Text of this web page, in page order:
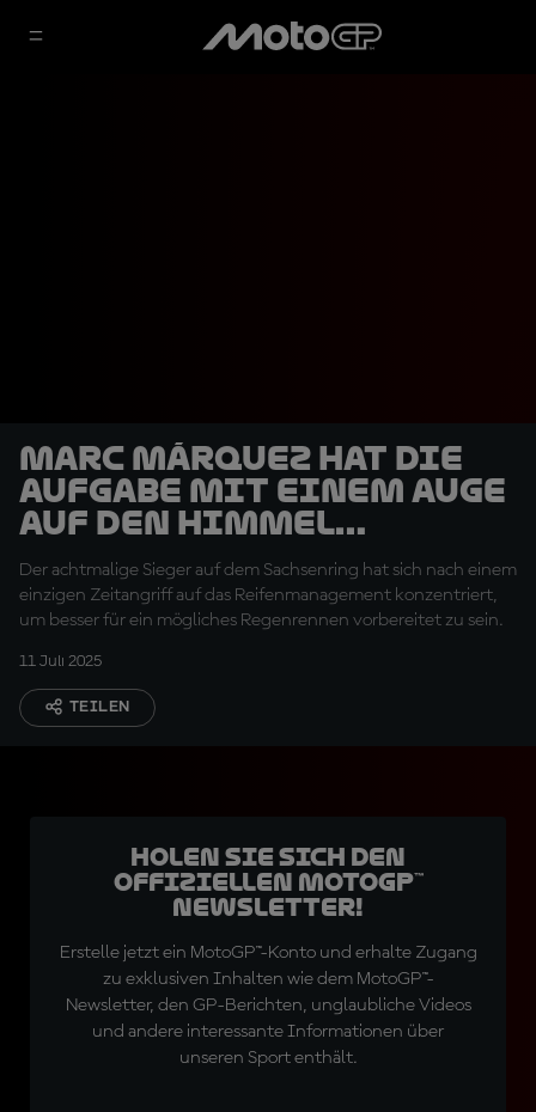
Marc Márquez hat die
Aufgabe mit einem Auge
auf den Himmel
erledigt
Der achtmalige Sieger auf dem Sachsenring hat sich nach einem
einzigen Zeitangriff auf das Reifenmanagement konzentriert,
um besser für ein mögliches Regenrennen vorbereitet zu sein.
11 Juli 2025
TEILEN
Holen Sie sich den
offiziellen MotoGP™
Newsletter!
Erstelle jetzt ein MotoGP™-Konto und erhalte Zugang
zu exklusiven Inhalten wie dem MotoGP™-
Newsletter, den GP-Berichten, unglaubliche Videos
und andere interessante Informationen über
unseren Sport enthält.